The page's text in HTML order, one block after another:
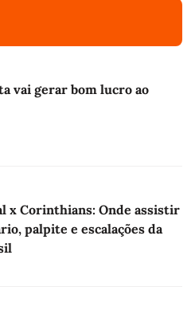
vai gerar bom lucro ao
x Corinthians: Onde assistir
palpite e escalações da